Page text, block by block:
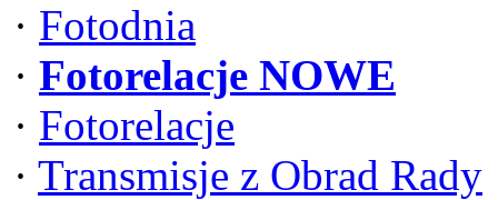
· Fotodnia
· Fotorelacje NOWE
· Fotorelacje
· Transmisje z Obrad Rady